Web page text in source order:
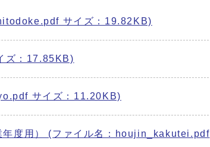
サイズ：19.82KB)
ズ：17.85KB)
サイズ：11.20KB)
度用） (ファイル名：houjin_kakutei.pdf